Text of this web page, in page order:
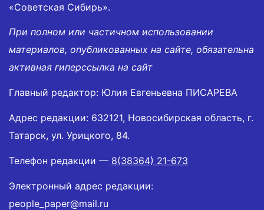
«Советская Сибирь».
При полном или частичном использовании
материалов, опубликованных на сайте, обязательна
активная гиперссылка на сайт
Главный редактор: Юлия Евгеньевна ПИСАРЕВА
Адрес редакции: 632121, Новосибирская область, г.
Татарск, ул. Урицкого, 84.
Телефон редакции — 8(38364) 21-673
Электронный адрес редакции:
people_paper@mail.ru